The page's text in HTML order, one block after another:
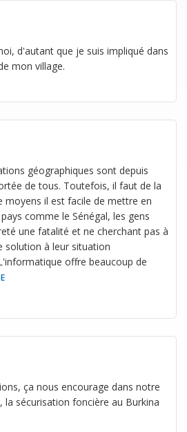
d'autant que je suis impliqué dans
mon village.
géographiques sont depuis
de tous. Toutefois, il faut de la
moyens il est facile de mettre en
comme le Sénégal, les gens
une fatalité et ne cherchant pas à
solution à leur situation
offre beaucoup de
ça nous encourage dans notre
sécurisation foncière au Burkina